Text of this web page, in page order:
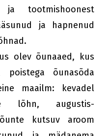
ja tootmishoonest
ja hapnenud
olev õunaaed, kus
õunasõda
maailm: kevadel
lõhn, augustis-
kutsuv aroom